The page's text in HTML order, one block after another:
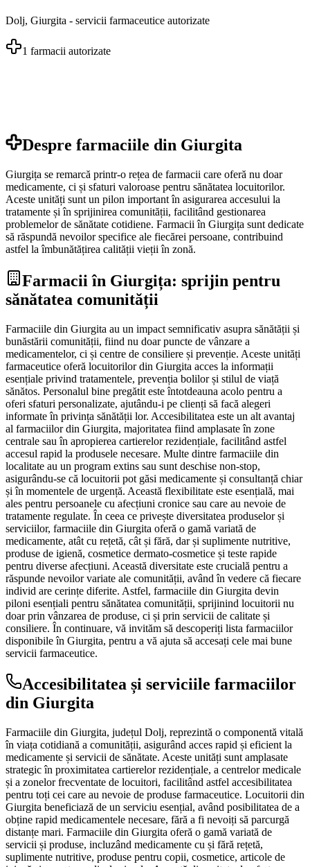
Dolj, Giurgita - servicii farmaceutice autorizate
1 farmacii autorizate
Despre farmaciile din Giurgita
Giurgița se remarcă printr-o rețea de farmacii care oferă nu doar
medicamente, ci și sfaturi valoroase pentru sănătatea locuitorilor.
Aceste unități sunt un pilon important în asigurarea accesului la
tratamente și în sprijinirea comunității, facilitând gestionarea
problemelor de sănătate cotidiene. Farmacii în Giurgița sunt dedicate
să răspundă nevoilor specifice ale fiecărei persoane, contribuind
astfel la îmbunătățirea calității vieții în zonă.
Farmacii în Giurgița: sprijin pentru
sănătatea comunității
Farmaciile din Giurgita au un impact semnificativ asupra sănătății și
bunăstării comunității, fiind nu doar puncte de vânzare a
medicamentelor, ci și centre de consiliere și prevenție. Aceste unități
farmaceutice oferă locuitorilor din Giurgita acces la informații
esențiale privind tratamentele, prevenția bolilor și stilul de viață
sănătos. Personalul bine pregătit este întotdeauna acolo pentru a
oferi sfaturi personalizate, ajutându-i pe clienți să facă alegeri
informate în privința sănătății lor. Accesibilitatea este un alt avantaj
al farmaciilor din Giurgita, majoritatea fiind amplasate în zone
centrale sau în apropierea cartierelor rezidențiale, facilitând astfel
accesul rapid la produsele necesare. Multe dintre farmaciile din
localitate au un program extins sau sunt deschise non-stop,
asigurându-se că locuitorii pot găsi medicamente și consultanță chiar
și în momentele de urgență. Această flexibilitate este esențială, mai
ales pentru persoanele cu afecțiuni cronice sau care au nevoie de
tratamente regulate. În ceea ce privește diversitatea produselor și
serviciilor, farmaciile din Giurgita oferă o gamă variată de
medicamente, atât cu rețetă, cât și fără, dar și suplimente nutritive,
produse de igienă, cosmetice dermato-cosmetice și teste rapide
pentru diverse afecțiuni. Această diversitate este crucială pentru a
răspunde nevoilor variate ale comunității, având în vedere că fiecare
individ are cerințe diferite. Astfel, farmaciile din Giurgita devin
piloni esențiali pentru sănătatea comunității, sprijinind locuitorii nu
doar prin vânzarea de produse, ci și prin servicii de calitate și
consiliere. În continuare, vă invităm să descoperiți lista farmaciilor
disponibile în Giurgita, pentru a vă ajuta să accesați cele mai bune
servicii farmaceutice.
Accesibilitatea și serviciile farmaciilor
din Giurgita
Farmaciile din Giurgita, județul Dolj, reprezintă o componentă vitală
în viața cotidiană a comunității, asigurând acces rapid și eficient la
medicamente și servicii de sănătate. Aceste unități sunt amplasate
strategic în proximitatea cartierelor rezidențiale, a centrelor medicale
și a zonelor frecventate de locuitori, facilitând astfel accesibilitatea
pentru toți cei care au nevoie de produse farmaceutice. Locuitorii din
Giurgita beneficiază de un serviciu esențial, având posibilitatea de a
obține rapid medicamentele necesare, fără a fi nevoiți să parcurgă
distanțe mari. Farmaciile din Giurgita oferă o gamă variată de
servicii și produse, incluzând medicamente cu și fără rețetă,
suplimente nutritive, produse pentru copii, cosmetice, articole de